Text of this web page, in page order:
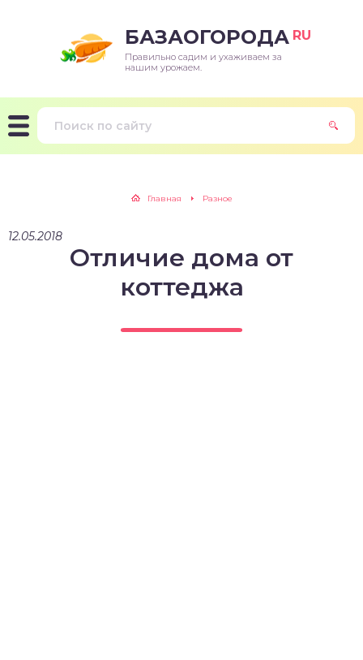
БАЗАОГОРОДА RU
Правильно садим и ухаживаем за
нашим урожаем.
Главная Разное
12.05.2018
Отличие дома от
коттеджа